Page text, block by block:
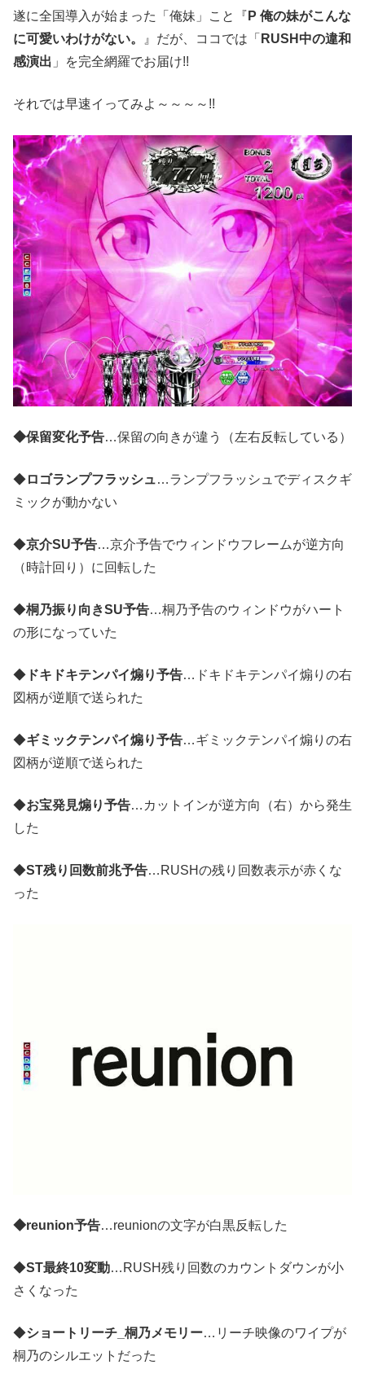
遂に全国導入が始まった「俺妹」こと『 P 俺の妹がこんな
に可愛いわけがない。
』だが、ココでは「 RUSH中の違和
感演出 」を完全網羅でお届け!!
それでは早速イってみよ～～～～!!
◆保留変化予告…保留の向きが違う（左右反転している）
◆ロゴランプフラッシュ…ランプフラッシュでディスクギ
ミックが動かない
◆京介SU予告…京介予告でウィンドウフレームが逆方向
（時計回り）に回転した
◆桐乃振り向きSU予告…桐乃予告のウィンドウがハート
の形になっていた
◆ ドキドキテンパイ煽り予告…ドキドキテンパイ煽りの右
図柄が逆順で送られた
◆ギミックテンパイ煽り予告…ギミックテンパイ煽りの右
図柄が逆順で送られた
◆お宝発見煽り予告…カットインが逆方向（右）から発生
した
◆ST残り回数前兆予告…RUSHの残り回数表示が赤くな
った
◆reunion予告…reunionの文字が白黒反転した
◆ST最終10変動…RUSH残り回数のカウントダウンが小
さくなった
◆ショートリーチ_桐乃メモリー…リーチ映像のワイプが
桐乃のシルエットだった